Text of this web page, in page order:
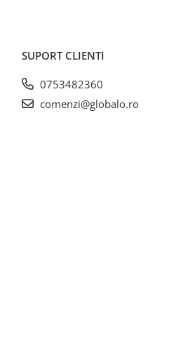
SUPORT CLIENTI
0753482360
comenzi@globalo.ro